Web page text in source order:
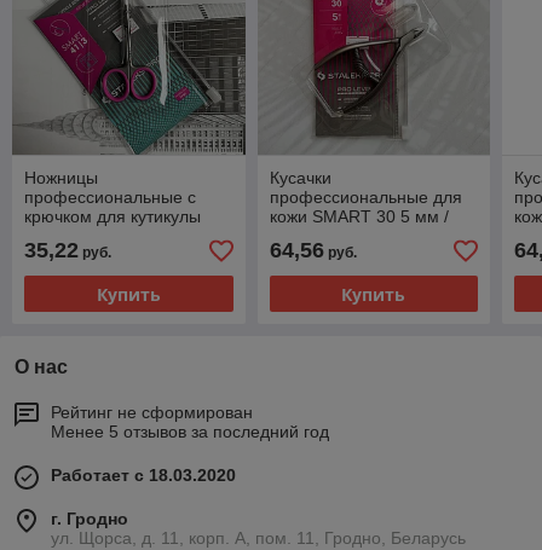
Ножницы
профессиональные с
крючком для кутикулы
STALEKS
35,22 руб.
Купить
Кусачки
профессиональные для
кожи SMART 30 5 мм /
64,56руб.
Купить
О нас
Рейтинг не сформирован
Менее 5 отзывов за последний год
Работает с 18.03.2020
г. Гродно
ул. Щорса, д. 11, корп. А, пом. 11, Гродно, Беларусь